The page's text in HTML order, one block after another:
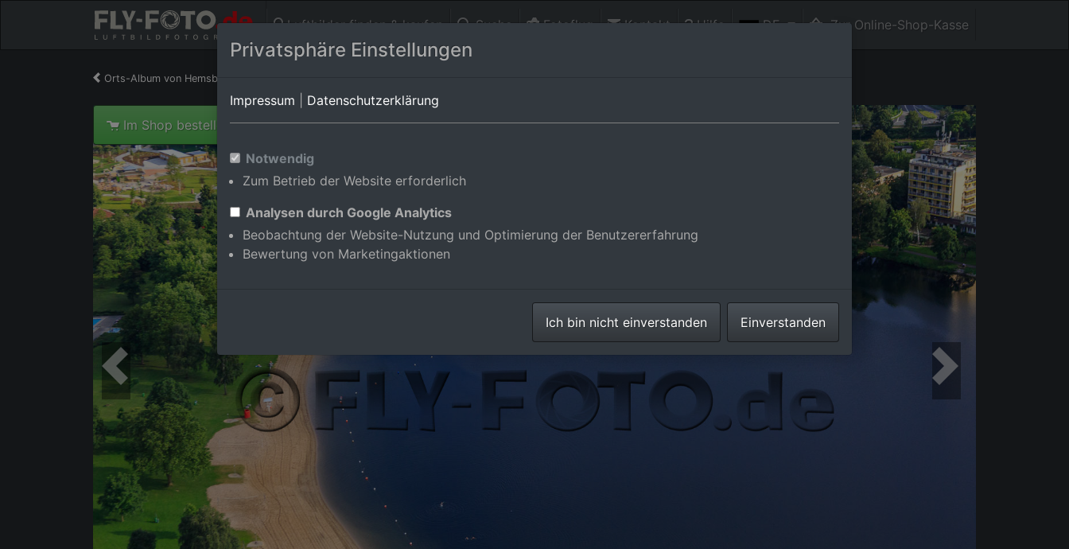
Luftbilder finden & kaufen Suche Fotoflug Kontakt Hilfe DE Zur Online-Shop-Kasse
Orts-Album von Hemsbach
Im Shop bestellen
Privatsphäre Einstellungen
Impressum Datenschutzerklärung
Notwendig
Zum Betrieb der Website erforderlich
Analysen durch Google Analytics
Beobachtung der Website-Nutzung und Optimierung der Benutzererfahrung
Bewertung von Marketingaktionen
Ich bin nicht einverstanden Einverstanden